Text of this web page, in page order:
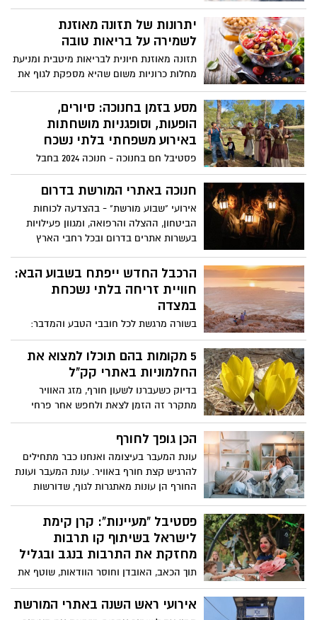
לתרום לתחושת הרווחה
יתרונות של תזונה מאוזנת
לשמירה על בריאות טובה
תזונה מאוזנת חיונית לבריאות מיטבית ומניעת
מחלות כרוניות משום שהיא מספקת לגוף את
כל אבות המזון, הוויטמינים והמינרלים
הנדרשים לתפקוד תקין. תזוונה מאוזנת
כוללת מגוון מזונות מקבוצות מזון שונות תוך
שמירה על צריכת קלוריות יומית שמאזנת בין
פחמימות, חלבונים, שומנים, ויטמינים
ומינרלים.
מסע בזמן בחנוכה: סיורים,
הופעות, וסופגניות מושחתות
באירוע משפחתי בלתי נשכח
פסטיבל חם בחנוכה - חנוכה 2024 בחבל
מודיעין לטייל במקומות בהם חיו ופעלו
המכבים לצאת למסע בזמן בעקבותיהם עם
סיורים מודרכים והופעות, הפנינג ארכיאולוגיה,
כתב חידה ומשחקי ניווט, סיורי עששיות ועוד
אירועי הדלקת נרות אותנטיים ומרגשים עם
ולביבות חמות 25 בדצמבר עד 1 בינואר
חנוכה באתרי המורשת בדרום
אירועי "שבוע מורשת" - בהצדעה לכוחות
הביטחון, ההצלה והרפואה, ומגוון פעילויות
בעשרות אתרים בדרום ובכל רחבי הארץ
הרכבל החדש ייפתח בשבוע הבא:
חוויית זריחה בלתי נשכחת
במצדה
בשורה מרגשת לכל חובבי הטבע והמדבר:
בשבוע הבא, ב-29.11, ייפתח הרכבל החדש
במצדה ויחל לפעול בשעות הזריחה. ההרכבל
ייצא לראשונה בשעה 6:00 בבוקר וייקח אתכם
מעל הרי המדבר.
5 מקומות בהם תוכלו למצוא את
החלמוניות באתרי קק"ל
בדיוק כשעברנו לשעון חורף, מזג האוויר
מתקרר זה הזמן לצאת ולחפש אחר פרחי
החלמוניות.
הכן גופך לחורף
עונת המעבר בעיצומה ואנחנו כבר מתחילים
להרגיש קצת חורף באוויר. עונת המעבר ועונת
החורף הן עונות מאתגרות לגוף, שדורשות
פסטיבל "מעיינות": קרן קימת
לישראל בשיתוף קו תרבות
מחזקת את התרבות בנגב ובגליל
תוך הכאב, האובדן וחוסר הוודאות, שוטף את
הנגב והגליל גל של יצירה, קואליציית מוסדות
התרבות והמורשת בנגב ובגליל בשיתוף קק"ל
בחרו להפיק פסטיבל 'מעיינות' המבקש
אירועי ראש השנה באתרי המורשת